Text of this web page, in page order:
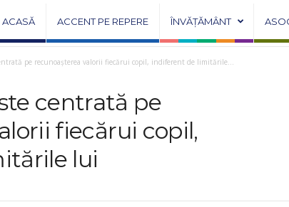
ACASĂ ACCENT PE REPERE ÎNVĂȚĂMÂNT
pe recunoașterea valorii fiecărui copil, indiferent de limitările...
centrată pe
fiecărui copil,
lui